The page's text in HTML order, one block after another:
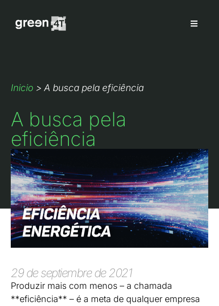
Inicio >A busca pela eficiência
A busca pela
eficiência
29 de septiembre de 2021
Produzir mais com menos – a chamada
**eficiência** – é a meta de qualquer empresa